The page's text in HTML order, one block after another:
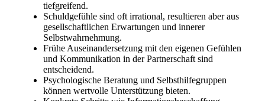
tiefgreifend.
Schuldgefühle sind oft irrational, resultieren aber aus
gesellschaftlichen Erwartungen und innerer
Selbstwahrnehmung.
Frühe Auseinandersetzung mit den eigenen Gefühlen
und Kommunikation in der Partnerschaft sind
entscheidend.
Psychologische Beratung und Selbsthilfegruppen
können wertvolle Unterstützung bieten.